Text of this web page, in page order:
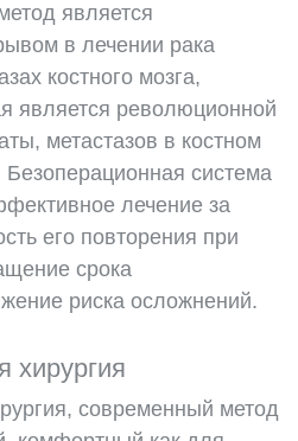
является
в лечении рака
костного мозга,
является революционной
метастазов в костном
система
лечение за
его повторения при
срока
риска осложнений.
хирургия
современный метод